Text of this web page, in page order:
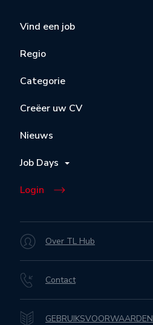
Vind een job
Regio
Categorie
Creëer uw CV
Nieuws
Job Days
Login
Over TL Hub
Contact
GEBRUIKSVOORWAARDEN